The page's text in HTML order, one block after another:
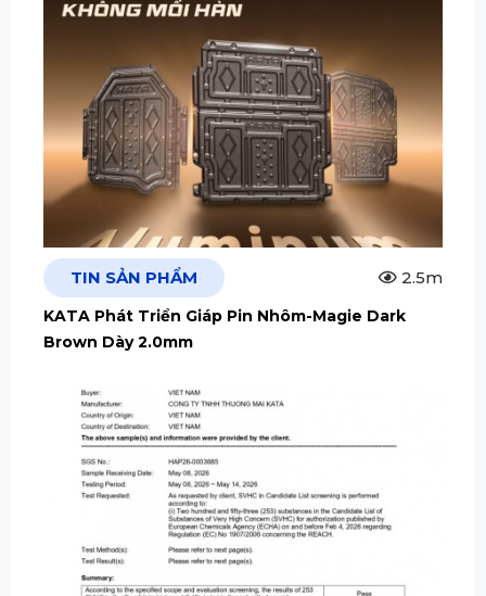
TIN SẢN PHẨM 2.5m
KATA Phát Triển Giáp Pin Nhôm-Magie Dark
Brown Dày 2.0mm